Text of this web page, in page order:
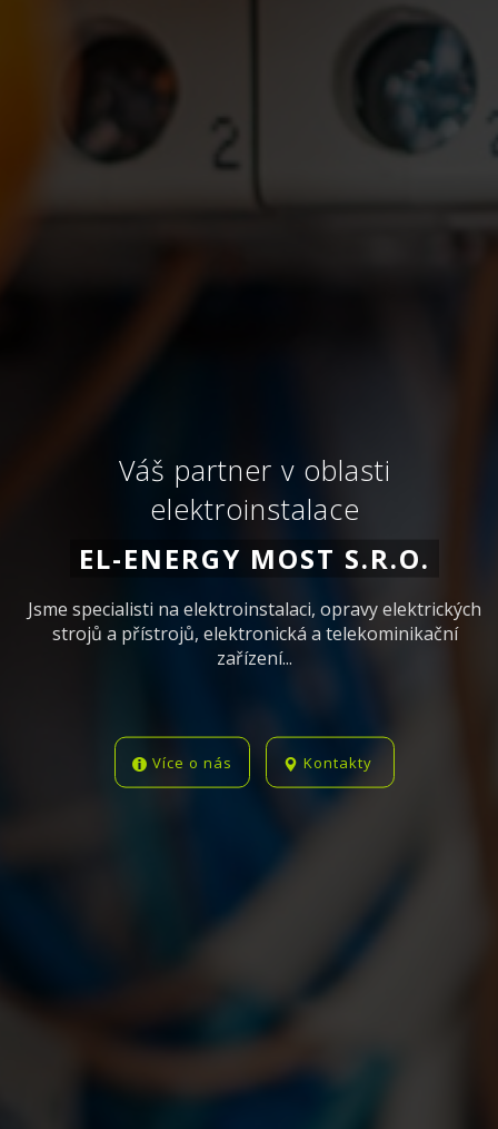
Váš partner v oblasti
elektroinstalace
EL-ENERGY MOST S.R.O.
Jsme specialisti na elektroinstalaci, opravy elektrických
strojů a přístrojů, elektronická a telekominikační
zařízení...
Více o nás Kontakty